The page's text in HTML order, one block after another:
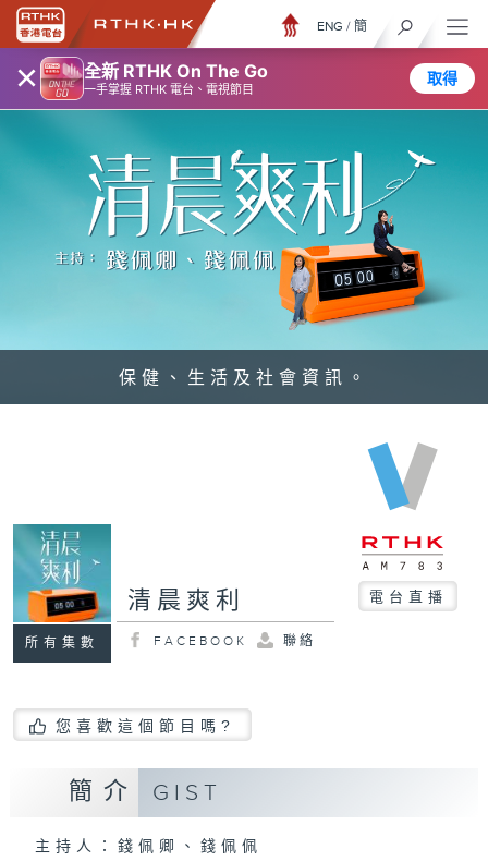
× 全新 RTHK On The Go
一手掌握 RTHK 電台、電視節目
取得
ENG / 簡
保健、生活及社會資訊。
所有集數
清晨爽利 電台直播
FACEBOOK 聯絡
您喜歡這個節目嗎?
簡介 GIST
主持人：錢佩卿、錢佩佩